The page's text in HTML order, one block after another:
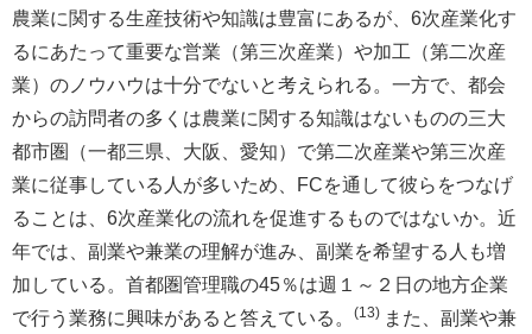
農業に関する生産技術や知識は豊富にあるが、6次産業化す
るにあたって重要な営業（第三次産業）や加工（第二次産
業）のノウハウは十分でないと考えられる。一方で、都会
からの訪問者の多くは農業に関する知識はないものの三大
都市圏（一都三県、大阪、愛知）で第二次産業や第三次産
業に従事している人が多いため、FCを通して彼らをつなげ
ることは、6次産業化の流れを促進するものではないか。近
年では、副業や兼業の理解が進み、副業を希望する人も増
加している。首都圏管理職の45％は週１～２日の地方企業
で行う業務に興味があると答えている。
(13) また、副業や兼